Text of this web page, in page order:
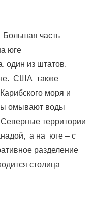
Большая часть
юге
один из штатов,
США также
моря и
омывают воды
Северные территории
а на юге – с
разделение
столица